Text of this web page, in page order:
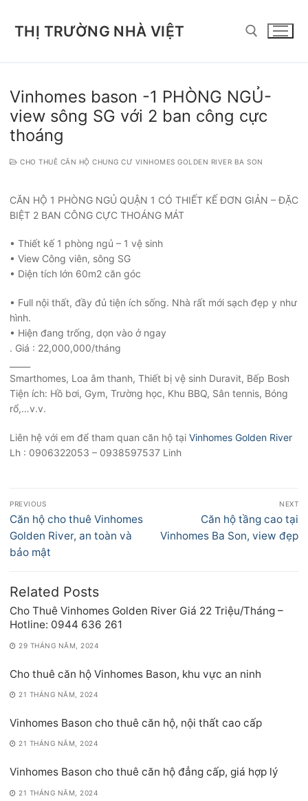
THỊ TRƯỜNG NHÀ VIỆT
Vinhomes bason -1 PHÒNG NGỦ-
view sông SG với 2 ban công cực
thoáng
CHO THUÊ CĂN HỘ CHUNG CƯ VINHOMES GOLDEN RIVER BA SON
CĂN HỘ 1 PHÒNG NGỦ QUẬN 1 CÓ THIẾT KẾ ĐƠN GIẢN – ĐẶC
BIỆT 2 BAN CÔNG CỰC THOÁNG MÁT
• Thiết kế 1 phòng ngủ – 1 vệ sinh
• View Công viên, sông SG
• Diện tích lớn 60m2 căn góc
• Full nội thất, đầy đủ tiện ích sống. Nhà rất mới sạch đẹp y như
hình.
• Hiện đang trống, dọn vào ở ngay
. Giá : 22,000,000/tháng
Smarthomes, Loa âm thanh, Thiết bị vệ sinh Duravit, Bếp Bosh
Tiện ích: Hồ bơi, Gym, Trường học, Khu BBQ, Sân tennis, Bóng
rổ,…v.v.
Liên hệ với em để tham quan căn hộ tại Vinhomes Golden River
Lh : 0906322053 – 0938597537 Linh
Điều
hướng
bài
viết
PREVIOUS
Previous
post:
Căn hộ cho thuê Vinhomes
Golden River, an toàn và
bảo mật
NEXT
Next
post:
Căn hộ tầng cao tại
Vinhomes Ba Son, view đẹp
Related Posts
Cho Thuê Vinhomes Golden River Giá 22 Triệu/Tháng –
Hotline: 0944 636 261
29 THÁNG NĂM, 2024
Cho thuê căn hộ Vinhomes Bason, khu vực an ninh
21 THÁNG NĂM, 2024
Vinhomes Bason cho thuê căn hộ, nội thất cao cấp
21 THÁNG NĂM, 2024
Vinhomes Bason cho thuê căn hộ đẳng cấp, giá hợp lý
21 THÁNG NĂM, 2024